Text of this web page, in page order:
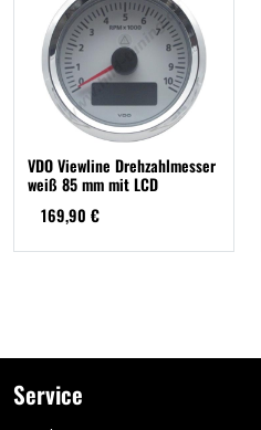
VDO Viewline Drehzahlmesser
weiß 85 mm mit LCD
169,90 €
Service